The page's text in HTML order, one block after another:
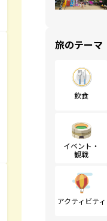
旅のテーマ
飲食
イベント・
観戦
アクティビティ